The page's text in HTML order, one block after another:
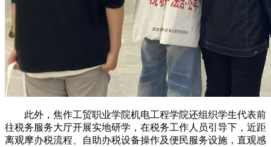
此外，焦作工贸职业学院机电工程学院还组织学生代表前
往税务服务大厅开展实地研学，在税务工作人员引导下，近距
离观摩办税流程、自助办税设备操作及便民服务设施，直观感